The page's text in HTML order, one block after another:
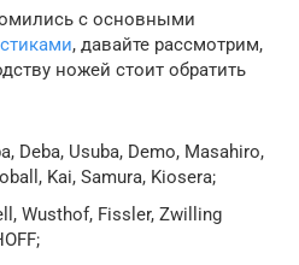
с основными
, давайте рассмотрим,
ножей стоит обратить
Deba, Usuba, Demo, Мasahiro,
Kai, Samura, Kiosera;
Wusthof, Fissler, Zwilling